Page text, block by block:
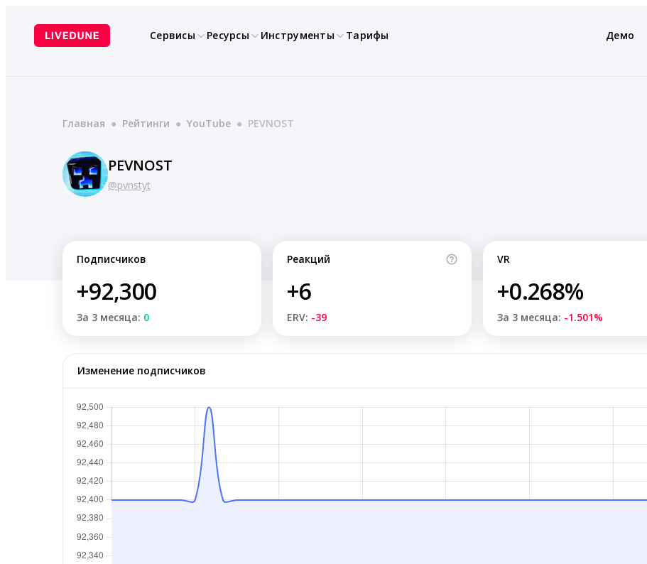
содержимому
Сервисы Ресурсы Инструменты Тарифы Демо
Главная ● Рейтинги ● YouTube ● PEVNOST
PEVNOST
@pvnstyt
Подписчиков
+92,300
За 3 месяца: 0
Реакций
+6
ERV: -39
VR
+0.268%
За 3 месяца: -1.501%
Изменение подписчиков